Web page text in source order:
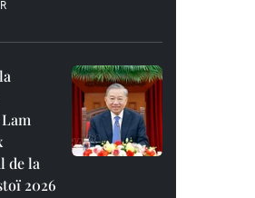
de la
2026